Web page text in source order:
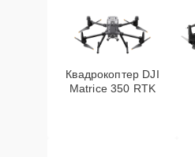
Квадрокоптер DJI
Matrice 350 RTK